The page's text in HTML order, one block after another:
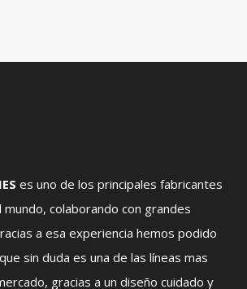
es uno de los principales fabricantes
mundo, colaborando con grandes
a esa experiencia hemos podido
sin duda es una de las líneas mas
gracias a un diseño cuidado y